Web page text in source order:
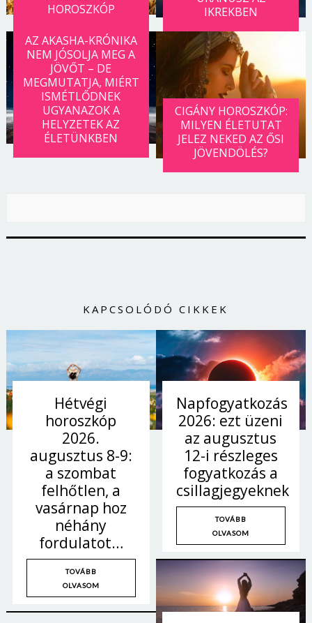
HOROSZKÓP
IKREKBEN
AZ AKASHA-KRÓNIKA
NEM JÓSOLJA MEG A
JÖVŐT – DE
MEGMUTATJA, MIÉRT
ISMÉTLŐDNEK
UGYANAZOK A
HELYZETEK AZ
ÉLETÜNKBEN
CIGÁNY HOROSZKÓP:
MILYEN ÉLETUTAT
JELEZ NEKED AZ ŐSI
JÖVENDÖLÉS?
KAPCSOLÓDÓ CIKKEK
Hétvégi
horoszkóp
2026.
augusztus 8-9:
a szombat
felhőtlen, a
vasárnap hoz
néhány
fordulatot…
TOVÁBB
OLVASOM
Napfogyatkozás
2026: ezt üzeni
az augusztus
12-i részleges
fogyatkozás a
csillagjegyeknek
TOVÁBB
OLVASOM